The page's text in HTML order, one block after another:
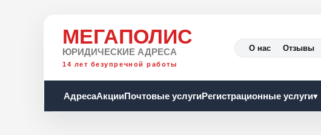
МЕГАПОЛИС
ЮРИДИЧЕСКИЕ АДРЕСА
14 лет безупречной работы
О нас Отзывы
АдресаАкцииПочтовые услугиРегистрационные услуги▾